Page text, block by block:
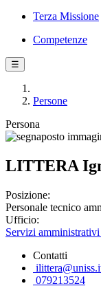
Terza Missione
Competenze
☰
Persone
Persona
LITTERA
Posizione:
Personale tecnico
Ufficio:
Servizi
Contatti
079213524